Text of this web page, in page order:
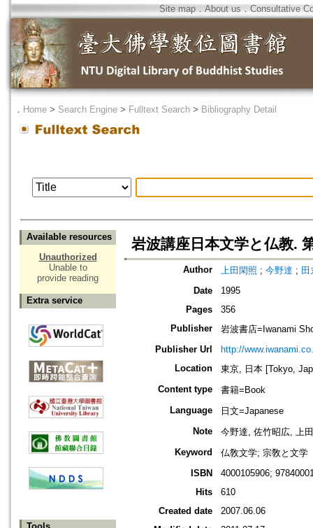
Site map．About us ． Consultative
． Home > Search Engine > Fulltext Search > Bibliography Detail
Available resources
Unauthorized
Unable to
provide reading
Extra service
岩波講座日本文学と仏教.
Author 上田閑照 ; 今野達 ; 田
Date
1995
Pages
356
Publisher
岩波書店=Iwanami
Publisher Url
http://
Location
東京, 日本 [Tokyo,
Content type
書籍=Book
Language
日文=Japanese
Note
今野達, 佐竹昭広, 上
Keyword
仏敎文学; 宗敎と文学
ISBN
4000105906;
Hits
610
Created date
2007.06.06